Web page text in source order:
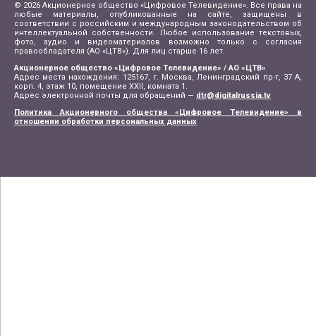
© 2026 Акционерное общество «Цифровое Телевидение». Все права на
любые материалы, опубликованные на сайте, защищены в
соответствии с российским и международным законодательством об
интеллектуальной собственности. Любое использование текстовых,
фото, аудио и видеоматериалов возможно только с согласия
правообладателя (АО «ЦТВ»). Для лиц старше 16 лет.
Акционерное общество «Цифровое Телевидение» / АО «ЦТВ»
Адрес места нахождения: 125167, г. Москва, Ленинградский пр-т, 37 А,
корп. 4, этаж 10, помещение XXII, комната 1.
Адрес электронной почты для обращений — dtr@digitalrussia.tv
Политика Акционерного общества «Цифровое Телевидение» в
отношении обработки персональных данных